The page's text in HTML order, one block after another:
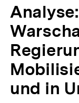
Mobilisierung
Polen
und
Ungarn
bpb.de
und in